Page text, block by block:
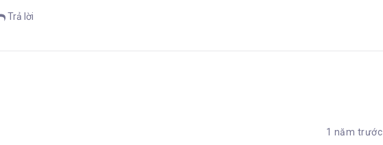
Trả lời
1 năm trước